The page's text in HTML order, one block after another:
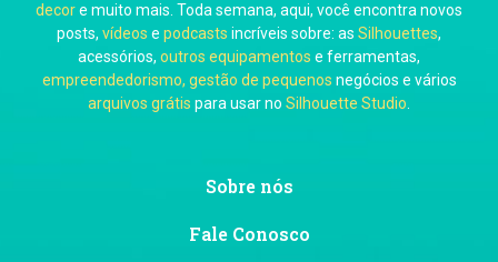
Ju Mirthes
decore muito mais. Toda semana, aqui, você encontra novos
posts, vídeos e podcasts incríveis sobre: as Silhouettes,
acessórios, outros equipamentos e ferramentas,
empreendedorismo, gestão de pequenos negócios e vários
arquivos grátis para usar no Silhouette Studio
Sobre nós
Fale Conosco